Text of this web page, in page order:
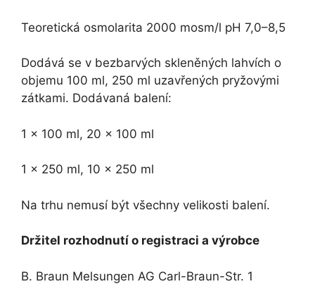
Teoretická osmolarita 2000 mosm/l pH 7,0–8,5
Dodává se v bezbarvých skleněných lahvích o
objemu 100 ml, 250 ml uzavřených pryžovými
zátkami. Dodávaná balení:
1 x 100 ml, 20 x 100 ml
1 x 250 ml, 10 x 250 ml
Na trhu nemusí být všechny velikosti balení.
Držitel rozhodnutí o registraci a výrobce
B. Braun Melsungen AG Carl-Braun-Str. 1